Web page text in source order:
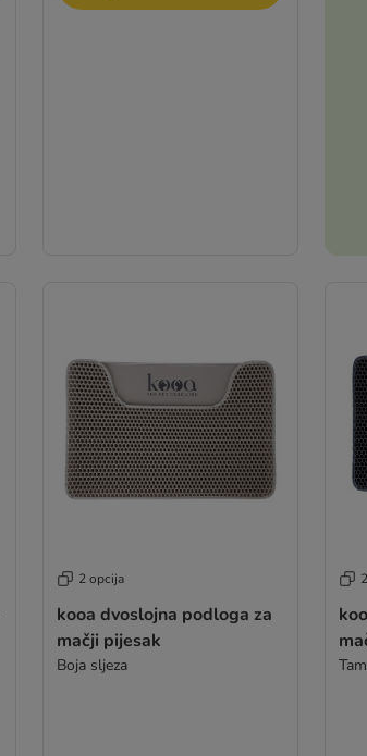
2 opcija
kooa dvoslojna podloga za
mačji pijesak
Boja sljeza